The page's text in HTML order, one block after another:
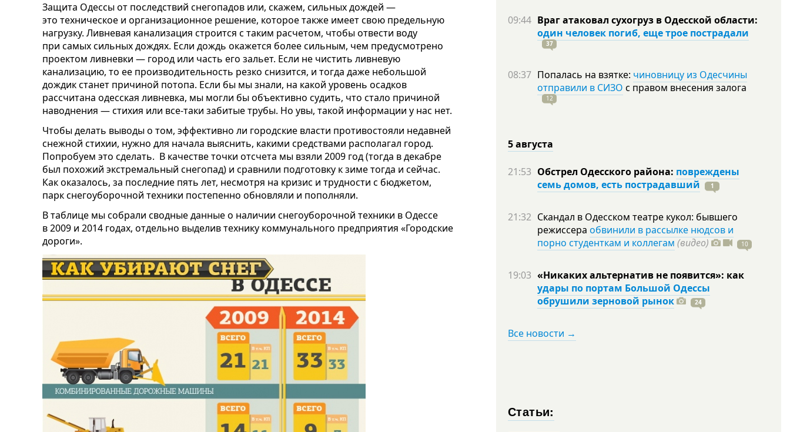
Защита Одессы от последствий снегопадов или, скажем, сильных дождей —
это техническое и организационное решение, которое также имеет свою предельную
нагрузку. Ливневая канализация строится с таким расчетом, чтобы отвести воду
при самых сильных дождях. Если дождь окажется более сильным, чем предусмотрено
проектом ливневки — город или часть его зальет. Если не чистить ливневую
канализацию, то ее производительность резко снизится, и тогда даже небольшой
дождик станет причиной потопа. Если бы мы знали, на какой уровень осадков
рассчитана одесская ливневка, мы могли бы объективно судить, что стало причиной
наводнения — стихия или все-таки забитые трубы. Но увы, такой информации у нас нет.
Чтобы делать выводы о том, эффективно ли городские власти противостояли недавней
снежной стихии, нужно для начала выяснить, какими средствами располагал город.
Попробуем это сделать. В качестве точки отсчета мы взяли 2009 год (тогда в декабре
был похожий экстремальный снегопад) и сравнили подготовку к зиме тогда и сейчас.
Как оказалось, за последние пять лет, несмотря на кризис и трудности с бюджетом,
парк снегоуборочной техники постепенно обновляли и пополняли.
В таблице мы собрали сводные данные о наличии снегоуборочной техники в Одессе
в 2009 и 2014 годах, отдельно выделив технику коммунального предприятия «Городские
дороги».
09:44 Враг атаковал сухогруз в Одесской области:
один человек погиб, еще трое пострадали
37
08:37 Попалась на взятке: чиновницу из Одесчины
отправили в СИЗО с правом внесения залога
12
5 августа
21:53 Обстрел Одесского района: повреждены
семь домов, есть пострадавший
1
21:32 Скандал в Одесском театре кукол: бывшего
режиссера обвинили в рассылке нюдсов и
порно студенткам и коллегам (видео) 10
19:03 «Никаких альтернатив не появится»: как
удары по портам Большой Одессы
обрушили зерновой рынок
24
Все новости →
Статьи: